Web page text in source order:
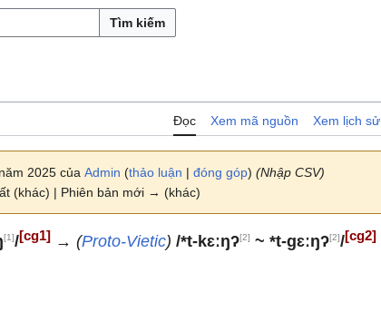
Tìm kiếm
Đọc Xem mã nguồn Xem lịch sử
2025 của Admin (thảo luận | đóng góp) (Nhập CSV)
(khác) | Phiên bản mới → (khác)
[1]/[cg1] →(Proto-Vietic) /*t-kɛːŋʔ[2] ~ *t-gɛːŋʔ[2]/[cg2]